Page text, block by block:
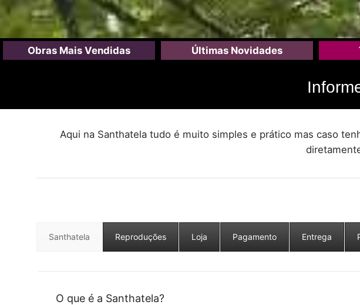
Obras Mais Vendidas Últimas Novidades
Aqui na Santhatela tudo é muito simples e prático mas caso
Santhatela Reproduções Loja Pagamento Entrega
O que é a Santhatela?